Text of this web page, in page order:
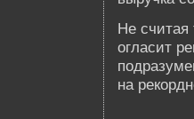
Не
огласит
на